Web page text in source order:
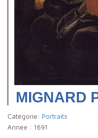
MIGNARD
Catégorie: Portraits
Année : 1691